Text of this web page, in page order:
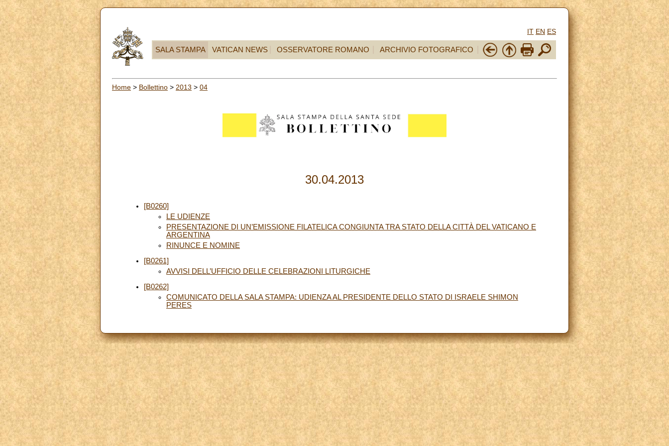
IT EN ES
SALA STAMPA VATICAN NEWS OSSERVATORE ROMANO ARCHIVIO FOTOGRAFICO
Home > Bollettino > 2013 > 04
30.04.2013
[B0260]
LE UDIENZE
PRESENTAZIONE DI UN’EMISSIONE FILATELICA CONGIUNTA TRA STATO DELLA CITTÀ DEL VATICANO E
ARGENTINA
RINUNCE E NOMINE
[B0261]
AVVISI DELL’UFFICIO DELLE CELEBRAZIONI LITURGICHE
[B0262]
COMUNICATO DELLA SALA STAMPA: UDIENZA AL PRESIDENTE DELLO STATO DI ISRAELE SHIMON
PERES